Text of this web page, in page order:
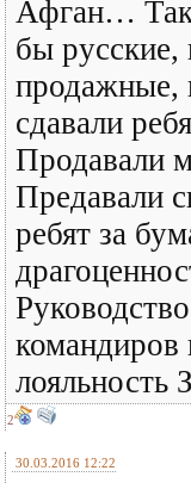
Афган…
бы русские,
продажные,
сдавали
Продавали
Предавали
ребят за
лояльность
2
30.03.2016 12:22